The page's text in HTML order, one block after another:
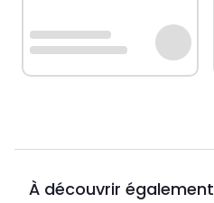
À découvrir également